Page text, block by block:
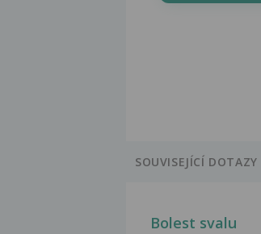
SOUVISEJÍCÍ DOTAZY
Bolest svalu